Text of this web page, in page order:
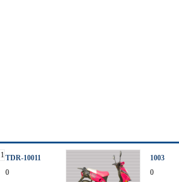
TDR-10011
0
1003
0